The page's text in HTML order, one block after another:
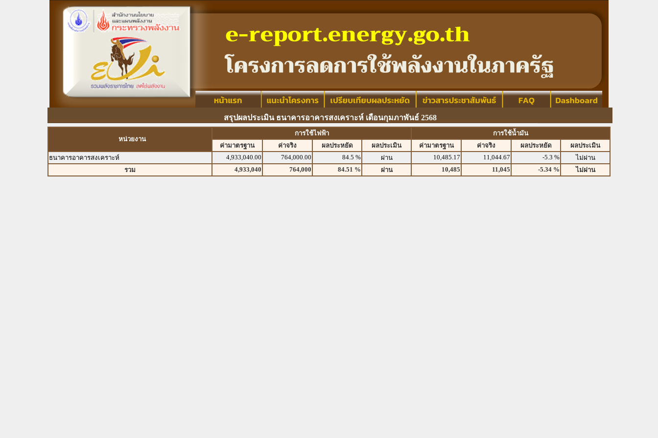
สรุปผลประเมิน ธนาคารอาคารสงเคราะห์ เดือนกุมภาพันธ์ 2568
หน่วยงาน
การใช้ไฟฟ้า
การใช้น้ำมัน
ค่ามาตรฐาน
ค่าจริง ผลประหยัด ผลประเมิน ค่ามาตรฐาน ค่าจริง ผลประหยัด
ผลประเมิน
ธนาคารอาคารสงเคราะห์
4,933,040.00 764,000.00 84.5 % ผ่าน 10,485.17 11,044.67 -5.3 %
ไม่ผ่าน
รวม
4,933,040 764,000 84.51 % ผ่าน 10,485 11,045 -5.34 % ไม่ผ่าน